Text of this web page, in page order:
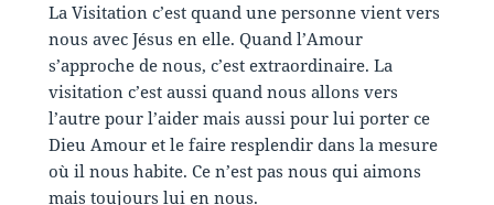
La Visitation c’est quand une personne vient vers
nous avec Jésus en elle. Quand l’Amour
s’approche de nous, c’est extraordinaire. La
visitation c’est aussi quand nous allons vers
l’autre pour l’aider mais aussi pour lui porter ce
Dieu Amour et le faire resplendir dans la mesure
où il nous habite. Ce n’est pas nous qui aimons
mais toujours lui en nous.